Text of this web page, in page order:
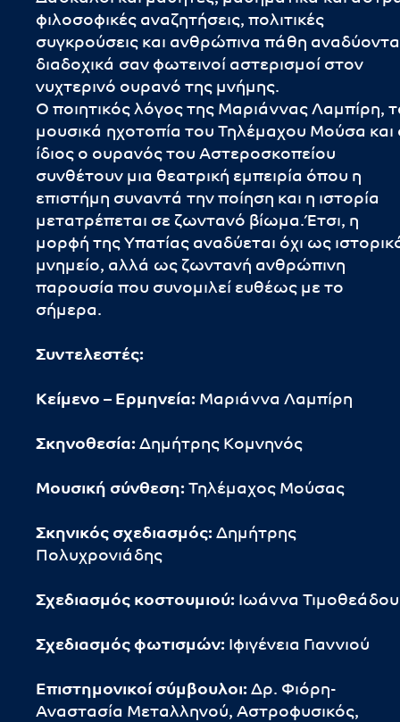
φιλοσοφικές αναζητήσεις, πολιτικές
συγκρούσεις και ανθρώπινα πάθη
διαδοχικά σαν φωτεινοί αστερισμοί στον
νυχτερινό ουρανό της μνήμης.
Ο ποιητικός λόγος της Μαριάννας Λαμπίρη,
μουσικά ηχοτοπία του Τηλέμαχου Μούσα και
ίδιος ο ουρανός του Αστεροσκοπείου
συνθέτουν μια θεατρική εμπειρία όπου η
επιστήμη συναντά την ποίηση και η ιστορία
μετατρέπεται σε ζωντανό βίωμα.Έτσι, η
μορφή της Υπατίας αναδύεται όχι ως
μνημείο, αλλά ως ζωντανή ανθρώπινη
παρουσία που συνομιλεί ευθέως με το
σήμερα.
Συντελεστές:
Κείμενο – Ερμηνεία: Μαριάννα Λαμπίρη
Σκηνοθεσία: Δημήτρης Κομνηνός
Μουσική σύνθεση: Τηλέμαχος Μούσας
Σκηνικός σχεδιασμός: Δημήτρης
Πολυχρονιάδης
Σχεδιασμός κοστουμιού: Ιωάννα Τιμοθεάδου
Σχεδιασμός φωτισμών: Ιφιγένεια Γιαννιού
Επιστημονικοί σύμβουλοι: Δρ. Φιόρη-
Αναστασία Μεταλληνού, Αστροφυσικός,